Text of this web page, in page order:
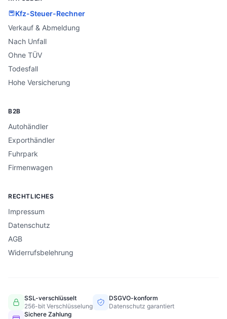
Kfz-Steuer-Rechner
Verkauf & Abmeldung
Nach Unfall
Ohne TÜV
Todesfall
Hohe Versicherung
B2B
Autohändler
Exporthändler
Fuhrpark
Firmenwagen
RECHTLICHES
Impressum
Datenschutz
AGB
Widerrufsbelehrung
SSL-verschlüsselt
256-bit Verschlüsselung
DSGVO-konform
Datenschutz garantiert
Sichere Zahlung